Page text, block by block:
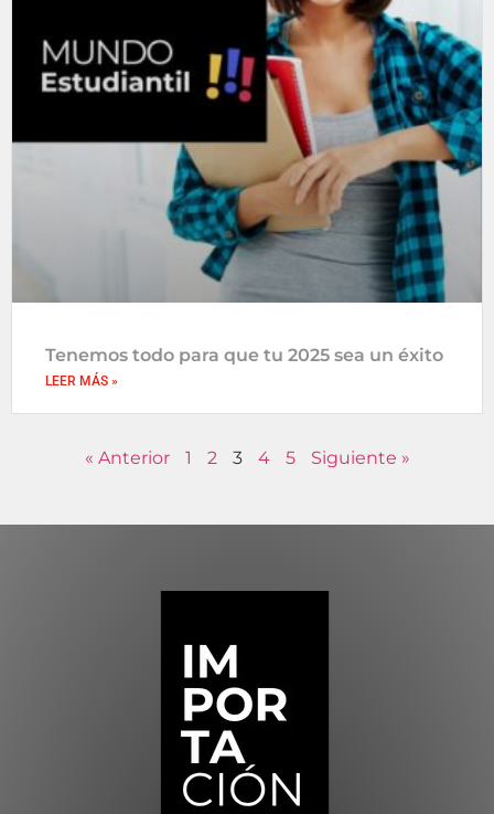
Tenemos todo para que tu 2025 sea un éxito
LEER MÁS »
« Anterior 1 2 3 4 5 Siguiente »